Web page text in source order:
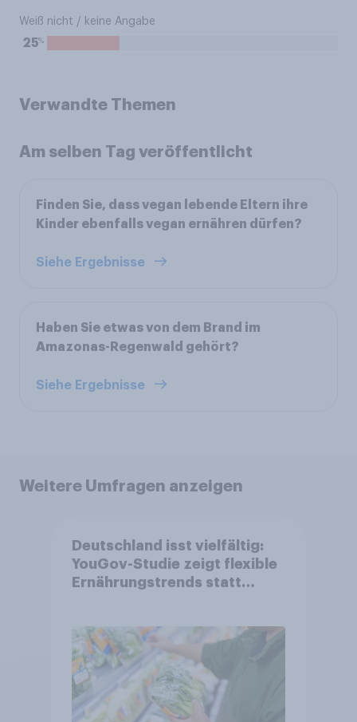
Weiß nicht / keine Angabe
25%
Verwandte Themen
Am selben Tag veröffentlicht
Finden Sie, dass vegan lebende Eltern ihre
Kinder ebenfalls vegan ernähren dürfen?
Siehe Ergebnisse
Haben Sie etwas von dem Brand im
Amazonas-Regenwald gehört?
Siehe Ergebnisse
Weitere Umfragen anzeigen
Deutschland isst vielfältig:
YouGov-Studie zeigt flexible
Ernährungstrends statt